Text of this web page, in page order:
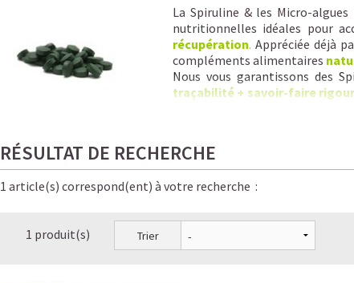
La Spiruline & les Micro-
nutritionnelles idéales pour
récupération. Appréciée déjà
compléments alimentaires
Nous vous garantissons des
traçabilité + savoir-faire
RÉSULTAT DE RECHERCHE
1 article(s) correspond(ent) à votre recherche :
1 produit(s) Trier